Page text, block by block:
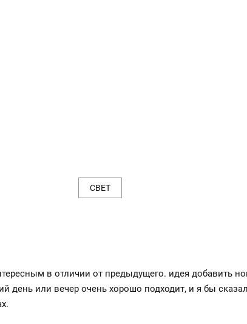
СВЕТ
в отличии от предыдущего. идея добавить
день или вечер очень хорошо подходит, и я бы